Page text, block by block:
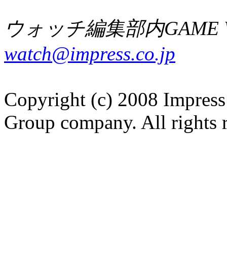
ウォッチ編集部内GAME
watch@impress.co.jp
Copyright (c) 2008
Group company. All rights